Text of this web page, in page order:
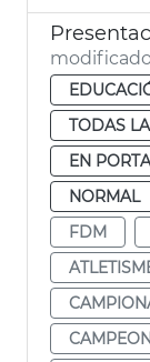
TODAS
EN
NORMAL
FDM